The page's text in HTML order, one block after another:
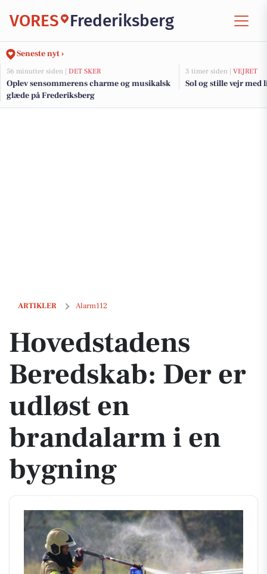
VORES Frederiksberg
Seneste nyt ›
56 minutter siden | DET SKER
Oplev sensommerens charme og musikalsk
glæde på Frederiksberg
3 timer siden | VEJRET
Sol og stille vejr med
ARTIKLER Alarm112
Hovedstadens Beredskab: Der er udløst en brandalarm i en bygning
Hovedstadens
Beredskab: Der er
udløst en
brandalarm i en
bygning